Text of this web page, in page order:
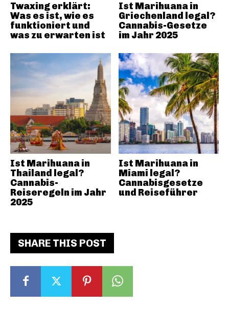
SHARE THIS POST
Twaxing erklärt:
Was es ist, wie es
funktioniert und
was zu erwarten ist
Ist Marihuana in
Griechenland legal?
Cannabis-Gesetze
im Jahr 2025
Ist Marihuana in
Thailand legal?
Cannabis-
Reiseregeln im Jahr
2025
Ist Marihuana in
Miami legal?
Cannabisgesetze
und Reiseführer